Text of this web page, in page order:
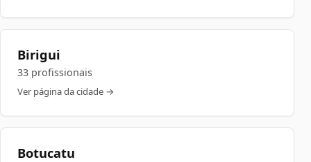
Birigui
33 profissionais
Ver página da cidade →
Botucatu